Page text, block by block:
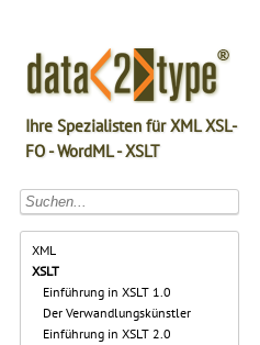
Ihre Spezialisten für XML XSL-
FO - WordML - XSLT
XML
XSLT
Einführung in XSLT 1.0
Der Verwandlungskünstler
Einführung in XSLT 2.0